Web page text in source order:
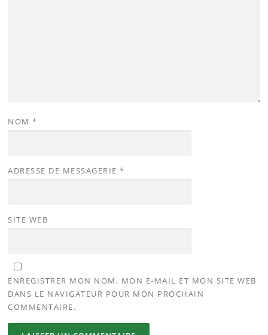
NOM*
ADRESSE DE MESSAGERIE*
SITE WEB
ENREGISTRER MON NOM, MON E-MAIL ET MON SITE WEB
DANS LE NAVIGATEUR POUR MON PROCHAIN
COMMENTAIRE.